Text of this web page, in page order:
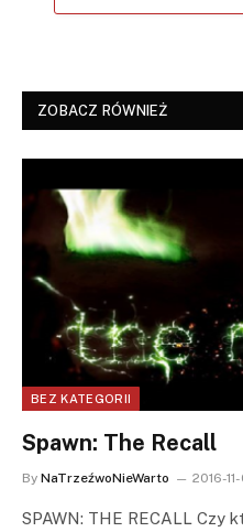
ZOBACZ RÓWNIEŻ
BEZ KATEGORII
Spawn: The Recall
By NaTrzeźwoNieWarto 2016-11-
SPAWN: THE RECALL Czy